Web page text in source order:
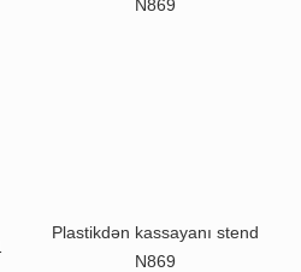
Plastikdən kassayanı stend
N869